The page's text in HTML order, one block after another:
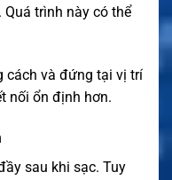
trình này có thể
cách và đứng tại vị trí
nối ổn định hơn.
sau khi sạc. Tuy